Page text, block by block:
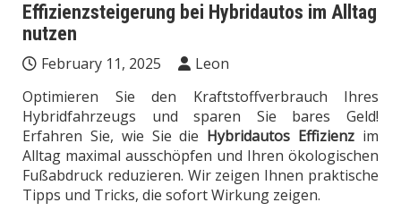
Effizienzsteigerung bei Hybridautos im Alltag
nutzen
February 11, 2025
Leon
Optimieren Sie den Kraftstoffverbrauch Ihres
Hybridfahrzeugs und sparen Sie bares Geld!
Erfahren Sie, wie Sie die Hybridautos Effizienz im
Alltag maximal ausschöpfen und Ihren ökologischen
Fußabdruck reduzieren. Wir zeigen Ihnen praktische
Tipps und Tricks, die sofort Wirkung zeigen.